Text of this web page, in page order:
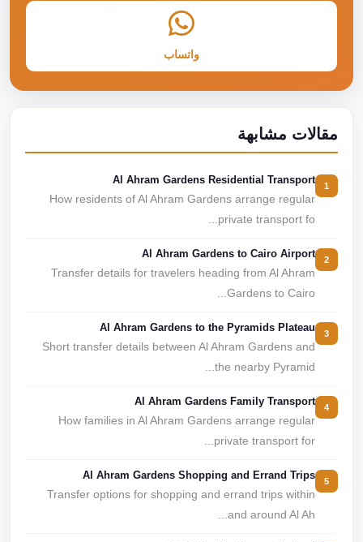
واتساب
مقالات مشابهة
Al Ahram Gardens Residential Transport
How residents of Al Ahram Gardens arrange regular
private transport fo...
Al Ahram Gardens to Cairo Airport
Transfer details for travelers heading from Al Ahram
Gardens to Cairo...
Al Ahram Gardens to the Pyramids Plateau
Short transfer details between Al Ahram Gardens and
the nearby Pyramid...
Al Ahram Gardens Family Transport
How families in Al Ahram Gardens arrange regular
private transport for...
Al Ahram Gardens Shopping and Errand Trips
Transfer options for shopping and errand trips within
and around Al Ah...